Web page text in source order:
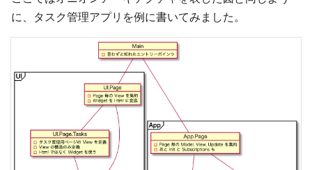
に、タスク管理アプリを例に書いてみました。